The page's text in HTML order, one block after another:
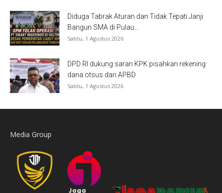
Diduga Tabrak Aturan dan Tidak Tepati Janji
Bangun SMA di Pulau...
Sabtu, 1 Agustus 2026
DPD RI dukung saran KPK pisahkan rekening
dana otsus dari APBD
Sabtu, 1 Agustus 2026
Media Group